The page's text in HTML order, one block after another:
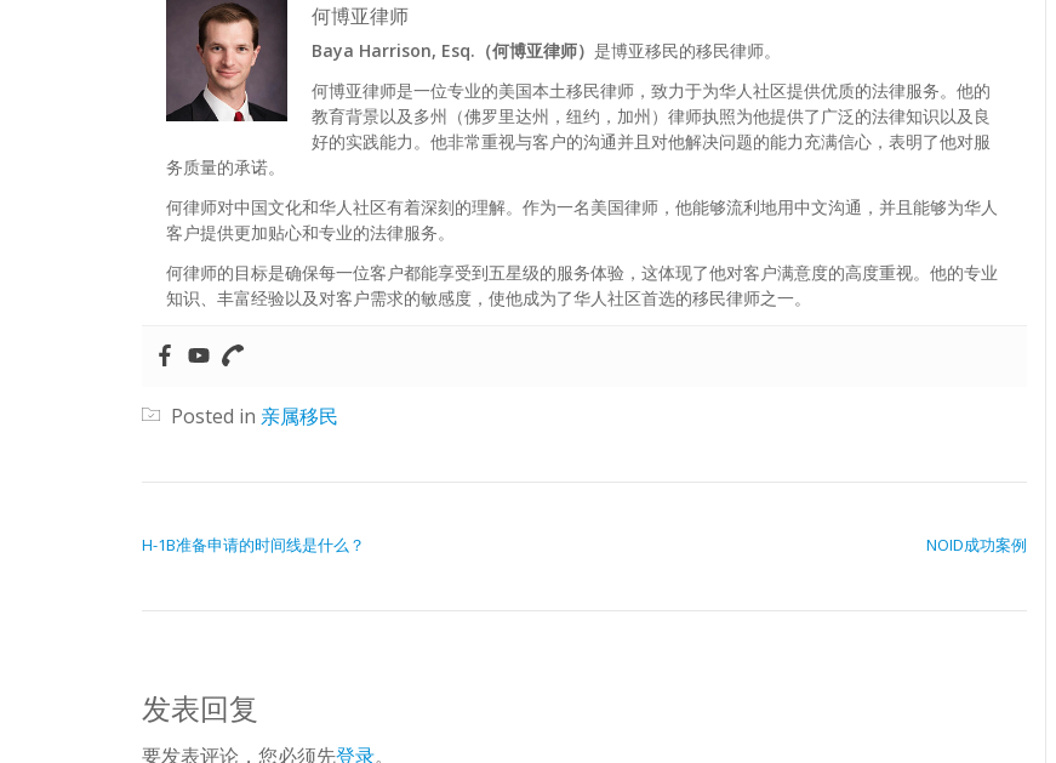
何博亚律师
Baya Harrison, Esq.（何博亚律师） 是博亚移民的移民律师。
何博亚律师是一位专业的美国本土移民律师，致力于为华人社区提供优质的法律服务。他的
教育背景以及多州（佛罗里达州，纽约，加州）律师执照为他提供了广泛的法律知识以及良
好的实践能力。他非常重视与客户的沟通并且对他解决问题的能力充满信心，表明了他对服
务质量的承诺。
何律师对中国文化和华人社区有着深刻的理解。作为一名美国律师，他能够流利地用中文沟通，并且能够为华人
客户提供更加贴心和专业的法律服务。
何律师的目标是确保每一位客户都能享受到五星级的服务体验，这体现了他对客户满意度的高度重视。他的专业
知识、丰富经验以及对客户需求的敏感度，使他成为了华人社区首选的移民律师之一。
Posted in 亲属移民
H-1B准备申请的时间线是什么？ NOID成功案例
发表回复
要发表评论，您必须先登录。